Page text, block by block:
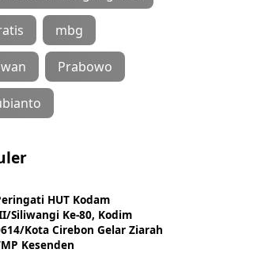
mbg
Prabowo
HUT Kodam
Siliwangi Ke-80, Kodim
Kota Cirebon Gelar Ziarah
Kesenden